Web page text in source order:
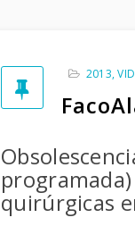
2013,
quirúrgicas